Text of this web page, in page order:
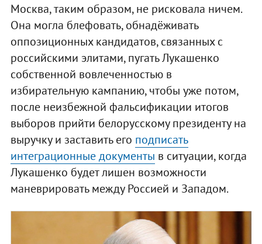
Москва, таким образом, не рисковала ничем.
Она могла блефовать, обнадёживать
оппозиционных кандидатов, связанных с
российскими элитами, пугать Лукашенко
собственной вовлеченностью в
избирательную кампанию, чтобы уже потом,
после неизбежной фальсификации итогов
выборов прийти белорусскому президенту на
выручку и заставить его подписать
интеграционные документы в ситуации, когда
Лукашенко будет лишен возможности
маневрировать между Россией и Западом.